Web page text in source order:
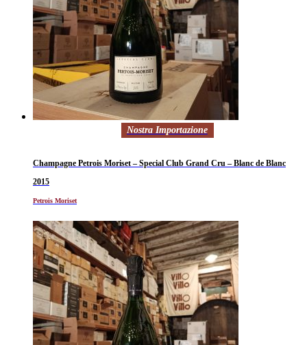
Nostra Importazione
Champagne Petrois Moriset – Special Club Grand Cru – Blanc de Blanc
2015
Petrois Moriset